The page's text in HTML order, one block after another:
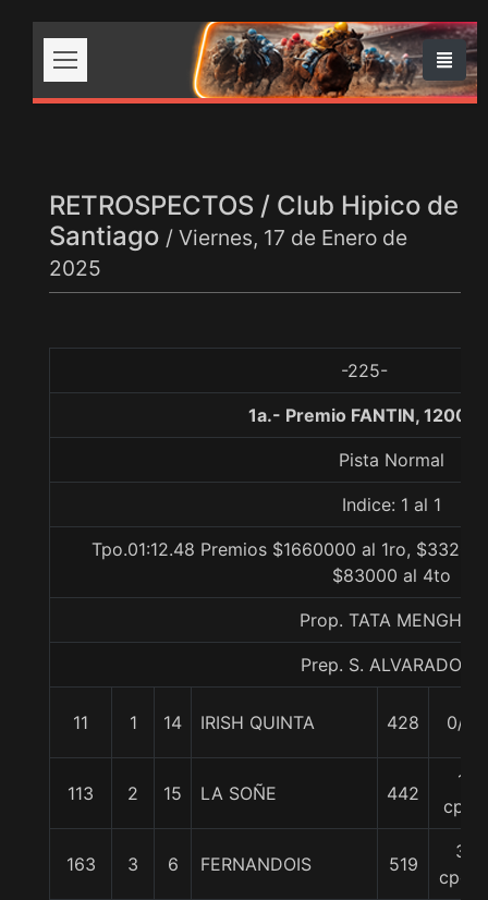
RETROSPECTOS / Club Hipico de
Santiago / Viernes, 17 de Enero de
2025
-225-
1a.- Premio FANTIN, 1200
Pista Normal
Indice: 1 al 1
Tpo.01:12.48 Premios $1660000 al 1ro,
$83000 al 4to
Prop. TATA MENGHINI
Prep. S. ALVARADO P.
11 1 14 IRISH QUINTA 428 0/0
113 2 15 LA SOÑE 442
1
cpo.
163 3 6 FERNANDOIS 519
3
cpos.